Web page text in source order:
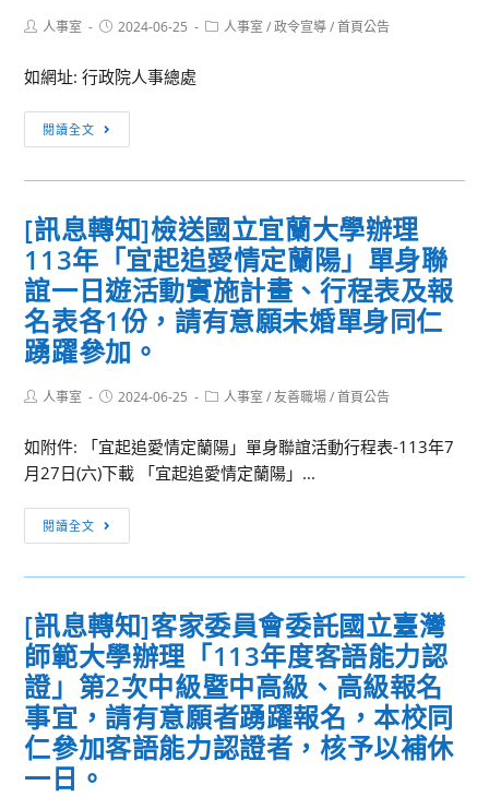
人
保
訓
員
會
特
別
辦
理
113
行
政
宣
導
抽
獎
活
動，
請
同
Post人事室
Post2024-06-25
Post人事室 / 政令宣導 / 首頁公告
如網址: 行政院人事總處
閱讀全文
息
轉
行
政
院
人
事
行
處
製
務
工
作
彈
性
化
措
[訊息轉知]檢送國立宜蘭大學辦理
113年「宜起追愛情定蘭陽」單身聯
誼一日遊活動實施計畫、行程表及報
名表各1份，請有意願未婚單身同仁
踴躍參加。
Post人事室
Post2024-06-25
Post人事室 / 友善職場 / 首頁公告
如附件: 「宜起追愛情定蘭陽」單身聯誼活動行程表-113年7
月27日(六)下載 「宜起追愛情定蘭陽」...
閱讀全文
息
轉
檢
送
國
立
宜
蘭
[訊息轉知]客家委員會委託國立臺灣
師範大學辦理「113年度客語能力認
證」第2次中級暨中高級、高級報名
事宜，請有意願者踴躍報名，本校同
仁參加客語能力認證者，核予以補休
一日。